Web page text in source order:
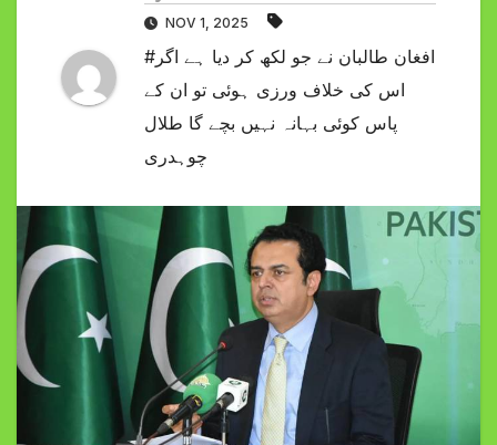
NOV 1, 2025
#افغان طالبان نے جو لکھ کر دیا ہے اگر
اس کی خلاف ورزی ہوئی تو ان کے
پاس کوئی بہانہ نہیں بچے گا طلال
چوہدری